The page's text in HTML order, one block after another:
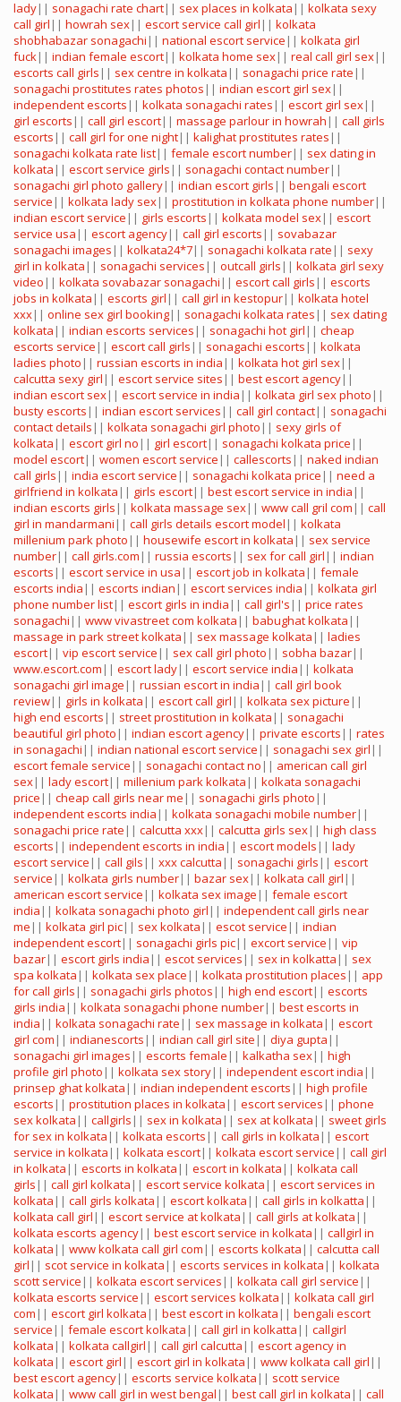
lady|| sonagachi rate chart|| sex places in kolkata || kolkata sexy
call girl || howrah sex|| escort service call girl || kolkata
shobhabazar sonagachi || national escort service || kolkata girl
fuck|| indian female escort|| kolkata home sex|| real call girl sex||
escorts call girls || sex centre in kolkata || sonagachi price rate ||
sonagachi prostitutes rates photos || indian escort girl sex||
independent escorts || kolkata sonagachi rates || escort girl sex||
girl escorts || call girl escort|| massage parlour in howrah || call girls
escorts || call girl for one night|| kalighat prostitutes rates ||
sonagachi kolkata rate list|| female escort number|| sex dating in
kolkata || escort service girls || sonagachi contact number||
sonagachi girl photo gallery|| indian escort girls || bengali escort
service || kolkata lady sex|| prostitution in kolkata phone number||
indian escort service || girls escorts || kolkata model sex|| escort
service usa || escort agency|| call girl escorts || sovabazar
sonagachi images || kolkata24*7|| sonagachi kolkata rate || sexy
girl in kolkata || sonagachi services || outcall girls || kolkata girl sexy
video || kolkata sovabazar sonagachi || escort call girls || escorts
jobs in kolkata || escorts girl || call girl in kestopur|| kolkata hotel
xxx|| online sex girl booking|| sonagachi kolkata rates || sex dating
kolkata || indian escorts services || sonagachi hot girl || cheap
escorts service || escort call girls || sonagachi escorts || kolkata
ladies photo || russian escorts in india || kolkata hot girl sex||
calcutta sexy girl || escort service sites || best escort agency||
indian escort sex|| escort service in india || kolkata girl sex photo ||
busty escorts || indian escort services || call girl contact|| sonagachi
contact details || kolkata sonagachi girl photo || sexy girls of
kolkata || escort girl no || girl escort|| sonagachi kolkata price ||
model escort|| women escort service || callescorts || naked indian
call girls || india escort service || sonagachi kolkata price || need a
girlfriend in kolkata || girls escort|| best escort service in india ||
indian escorts girls || kolkata massage sex|| www call gril com || call
girl in mandarmani || call girls details escort model || kolkata
millenium park photo || housewife escort in kolkata || sex service
number|| call girls.com || russia escorts || sex for call girl || indian
escorts || escort service in usa || escort job in kolkata || female
escorts india || escorts indian || escort services india || kolkata girl
phone number list|| escort girls in india || call girl's || price rates
sonagachi || www vivastreet com kolkata || babughat kolkata ||
massage in park street kolkata || sex massage kolkata || ladies
escort|| vip escort service || sex call girl photo || sobha bazar||
www.escort.com || escort lady|| escort service india || kolkata
sonagachi girl image || russian escort in india || call girl book
review|| girls in kolkata || escort call girl || kolkata sex picture ||
high end escorts || street prostitution in kolkata || sonagachi
beautiful girl photo || indian escort agency|| private escorts || rates
in sonagachi || indian national escort service || sonagachi sex girl ||
escort female service || sonagachi contact no || american call girl
sex|| lady escort|| millenium park kolkata || kolkata sonagachi
price || cheap call girls near me || sonagachi girls photo ||
independent escorts india || kolkata sonagachi mobile number||
sonagachi price rate || calcutta xxx|| calcutta girls sex|| high class
escorts || independent escorts in india || escort models || lady
escort service || call gils || xxx calcutta || sonagachi girls || escort
service || kolkata girls number|| bazar sex|| kolkata call girl ||
american escort service || kolkata sex image || female escort
india || kolkata sonagachi photo girl || independent call girls near
me || kolkata girl pic|| sex kolkata || escot service || indian
independent escort|| sonagachi girls pic|| excort service || vip
bazar|| escort girls india || escot services || sex in kolkatta || sex
spa kolkata || kolkata sex place || kolkata prostitution places || app
for call girls || sonagachi girls photos || high end escort|| escorts
girls india || kolkata sonagachi phone number|| best escorts in
india || kolkata sonagachi rate || sex massage in kolkata || escort
girl com || indianescorts || indian call girl site || diya gupta ||
sonagachi girl images || escorts female || kalkatha sex|| high
profile girl photo || kolkata sex story|| independent escort india ||
prinsep ghat kolkata || indian independent escorts || high profile
escorts || prostitution places in kolkata || escort services || phone
sex kolkata || callgirls || sex in kolkata || sex at kolkata || sweet girls
for sex in kolkata || kolkata escorts || call girls in kolkata || escort
service in kolkata || kolkata escort|| kolkata escort service || call girl
in kolkata || escorts in kolkata || escort in kolkata || kolkata call
girls || call girl kolkata || escort service kolkata || escort services in
kolkata || call girls kolkata || escort kolkata || call girls in kolkatta ||
kolkata call girl || escort service at kolkata || call girls at kolkata ||
kolkata escorts agency|| best escort service in kolkata || callgirl in
kolkata || www kolkata call girl com || escorts kolkata || calcutta call
girl || scot service in kolkata || escorts services in kolkata || kolkata
scott service || kolkata escort services || kolkata call girl service ||
kolkata escorts service || escort services kolkata || kolkata call girl
com || escort girl kolkata || best escort in kolkata || bengali escort
service || female escort kolkata || call girl in kolkatta || callgirl
kolkata || kolkata callgirl || call girl calcutta || escort agency in
kolkata || escort girl || escort girl in kolkata || www kolkata call girl ||
best escort agency|| escorts service kolkata || scott service
kolkata || www call girl in west bengal || best call girl in kolkata || call